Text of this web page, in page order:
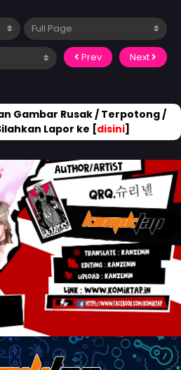
Prev Next
Gambar Rusak / Terpotong /
Lapor ke [disini]